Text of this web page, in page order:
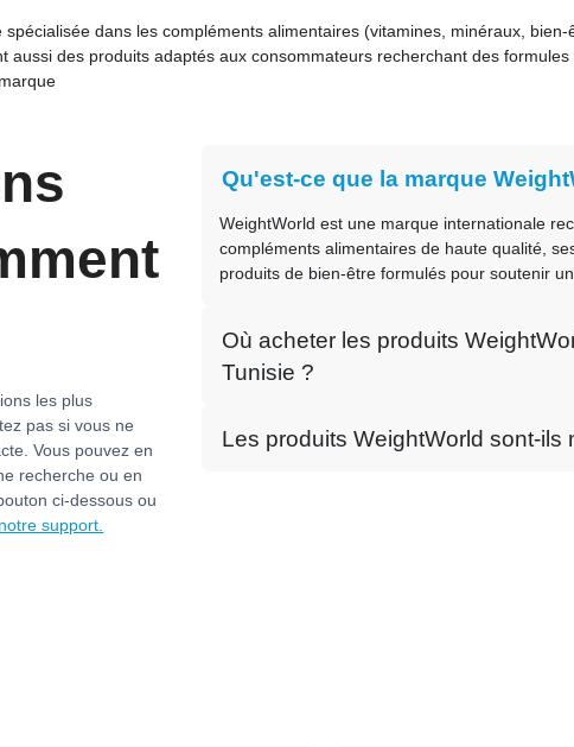
dans les compléments alimentaires (vitamines, minéraux,
aussi des produits adaptés aux consommateurs recherchant des
les plus
pas si vous ne
Vous pouvez en
recherche ou en
ci-dessous ou
support.
Qu'est-ce que la marque
WeightWorld est une marque internationale
compléments alimentaires de haute qualité,
produits de bien-être formulés pour soutenir
Où acheter les produits
Tunisie ?
Les produits WeightWorld sont-ils